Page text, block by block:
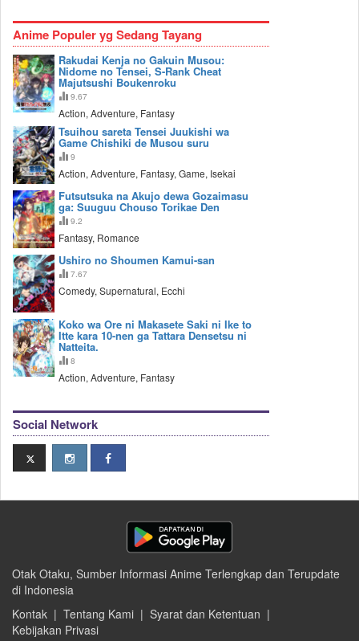
Anime Populer yg Sedang Tayang
Rakudai Kenja no Gakuin Musou:
Nidome no Tensei, S-Rank Cheat
Majutsushi Boukenroku
9.67
Action, Adventure, Fantasy
Tsuihou sareta Tensei Juukishi wa
Game Chishiki de Musou suru
9
Action, Adventure, Fantasy, Game, Isekai
Futsutsuka na Akujo dewa Gozaimasu
ga: Suuguu Chouso Torikae Den
9.2
Fantasy, Romance
Ushiro no Shoumen Kamui-san
7.67
Comedy, Supernatural, Ecchi
Koko wa Ore ni Makasete Saki ni Ike to
Itte kara 10-nen ga Tattara Densetsu ni
Natteita.
8
Action, Adventure, Fantasy
Social Network
Otak Otaku, Sumber Informasi Anime Terlengkap dan Terupdate
di Indonesia
Kontak | Tentang Kami | Syarat dan Ketentuan |
Kebijakan Privasi